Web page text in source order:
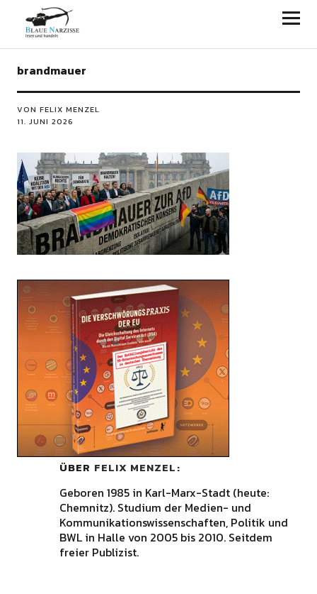
Blaue Narzisse
brandmauer
VON FELIX MENZEL
11. JUNI 2026
ÜBER FELIX MENZEL
Geboren 1985 in Karl-Marx-Stadt (heute:
Chemnitz). Studium der Medien- und
Kommunikationswissenschaften, Politik und
BWL in Halle von 2005 bis 2010. Seitdem
freier Publizist.